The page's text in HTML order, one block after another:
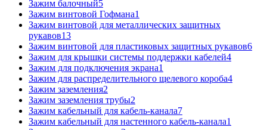
Зажим балочный5
Зажим винтовой Гофмана1
Зажим винтовой для металлических защитных
рукавов13
Зажим винтовой для пластиковых защитных рукавов6
Зажим для крышки системы поддержки кабелей4
Зажим для подключения экрана1
Зажим для распределительного щелевого короба4
Зажим заземления2
Зажим заземления трубы2
Зажим кабельный для кабель-канала7
Зажим кабельный для настенного кабель-канала1